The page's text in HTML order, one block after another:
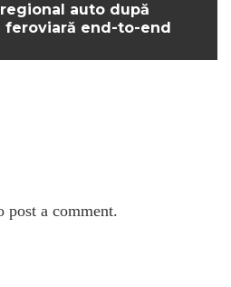
auto după
feroviară end-to-end
post a comment.